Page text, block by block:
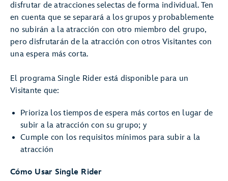
disfrutar de atracciones selectas de forma individual. Ten
en cuenta que se separará a los grupos y probablemente
no subirán a la atracción con otro miembro del grupo,
pero disfrutarán de la atracción con otros Visitantes con
una espera más corta.
El programa Single Rider está disponible para un
Visitante que:
Prioriza los tiempos de espera más cortos en lugar de
subir a la atracción con su grupo; y
Cumple con los requisitos mínimos para subir a la
atracción
Cómo Usar Single Rider